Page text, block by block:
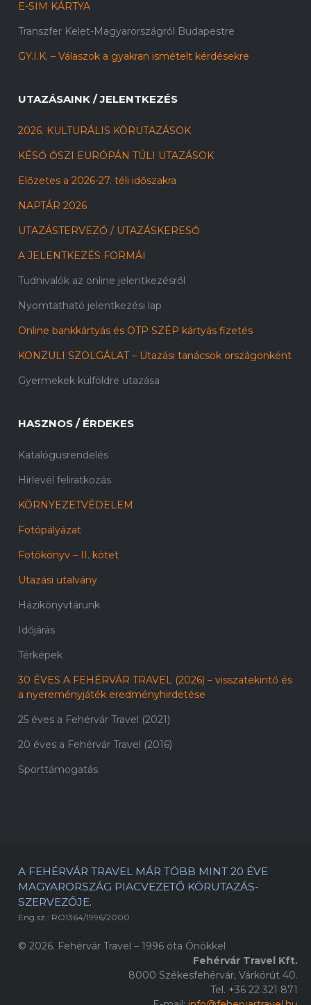
E-SIM KÁRTYA
Transzfer Kelet-Magyarországról Budapestre
GY.I.K. – Válaszok a gyakran ismételt kérdésekre
UTAZÁSAINK / JELENTKEZÉS
2026. KULTURÁLIS KÖRUTAZÁSOK
KÉSŐ ŐSZI EURÓPÁN TÚLI UTAZÁSOK
Előzetes a 2026-27. téli időszakra
NAPTÁR 2026
UTAZÁSTERVEZŐ / UTAZÁSKERESŐ
A JELENTKEZÉS FORMÁI
Tudnivalók az online jelentkezésről
Nyomtatható jelentkezési lap
Online bankkártyás és OTP SZÉP kártyás fizetés
KONZULI SZOLGÁLAT – Utazási tanácsok országonként
Gyermekek külföldre utazása
HASZNOS / ÉRDEKES
Katalógusrendelés
Hírlevél feliratkozás
KÖRNYEZETVÉDELEM
Fotópályázat
Fotókönyv – II. kötet
Utazási utalvány
Házikönyvtárunk
Időjárás
Térképek
30 ÉVES A FEHÉRVÁR TRAVEL (2026) – visszatekintő és
a nyereményjáték eredményhirdetése
25 éves a Fehérvár Travel (2021)
20 éves a Fehérvár Travel (2016)
Sporttámogatás
A FEHÉRVÁR TRAVEL MÁR TÖBB MINT 20 ÉVE
MAGYARORSZÁG PIACVEZETŐ KÖRUTAZÁS-
SZERVEZŐJE.
Eng.sz.: RO1364/1996/2000
© 2026. Fehérvár Travel – 1996 óta Önökkel
Fehérvár Travel Kft.
8000 Székesfehérvár, Várkörút 40.
Tel. +36 22 321 871